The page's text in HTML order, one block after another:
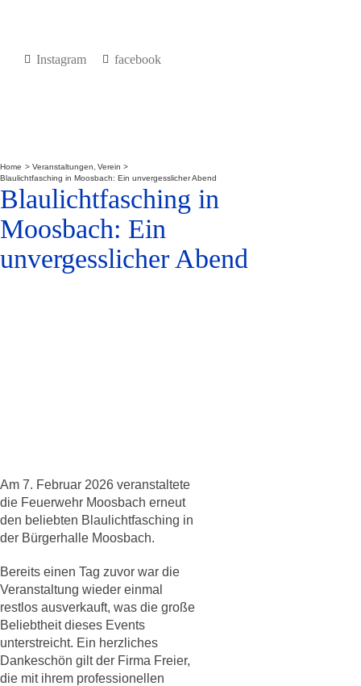
Instagram facebook
Home Veranstaltungen Verein
Blaulichtfasching in Moosbach: Ein unvergesslicher Abend
Blaulichtfasching in
Moosbach: Ein
unvergesslicher Abend
Am 7. Februar 2026 veranstaltete
die Feuerwehr Moosbach erneut
den beliebten Blaulichtfasching in
der Bürgerhalle Moosbach.
Bereits einen Tag zuvor war die
Veranstaltung wieder einmal
restlos ausverkauft, was die große
Beliebtheit dieses Events
unterstreicht. Ein herzliches
Dankeschön gilt der Firma Freier,
die mit ihrem professionellen